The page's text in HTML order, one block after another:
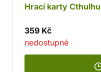
Hrací karty
359 Kč
nedostupné